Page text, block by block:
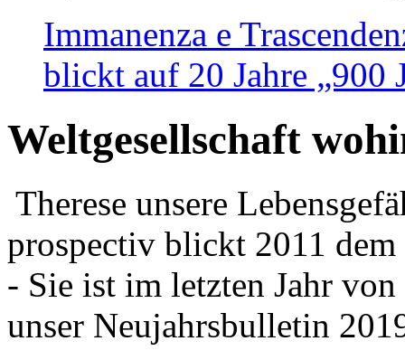
Immanenza e
blickt auf 20 Jahre „900
Weltgesellschaft
Therese unsere
prospectiv blickt 2011
- Sie ist im letzten Jahr
unser Neujahrsbulletin